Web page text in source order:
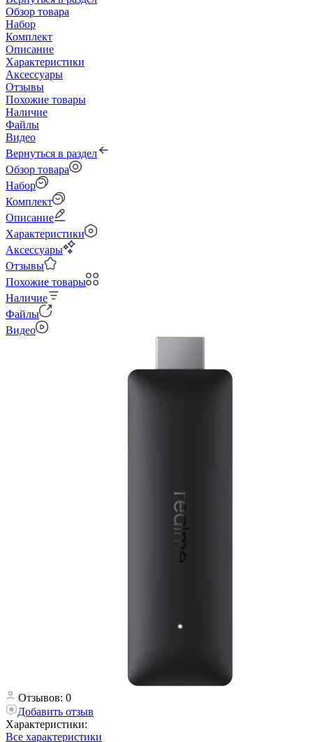
Обзор товара
Набор
Комплект
Описание
Характеристики
Аксессуары
Отзывы
Похожие товары
Наличие
Файлы
Видео
Вернуться в раздел
Обзор товара
Набор
Комплект
Описание
Характеристики
Аксессуары
Отзывы
Похожие товары
Наличие
Файлы
Видео
Отзывов: 0
Добавить отзыв
Характеристики:
Все характеристики